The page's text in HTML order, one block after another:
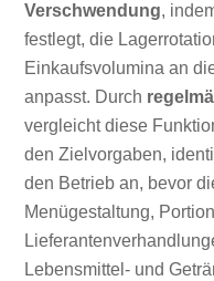
Verschwendung,
festlegt, die
Einkaufsvolumina an
anpasst. Durch
vergleicht diese
den Zielvorgaben,
den Betrieb an, bevor
Menügestaltung,
Lebensmittel- und